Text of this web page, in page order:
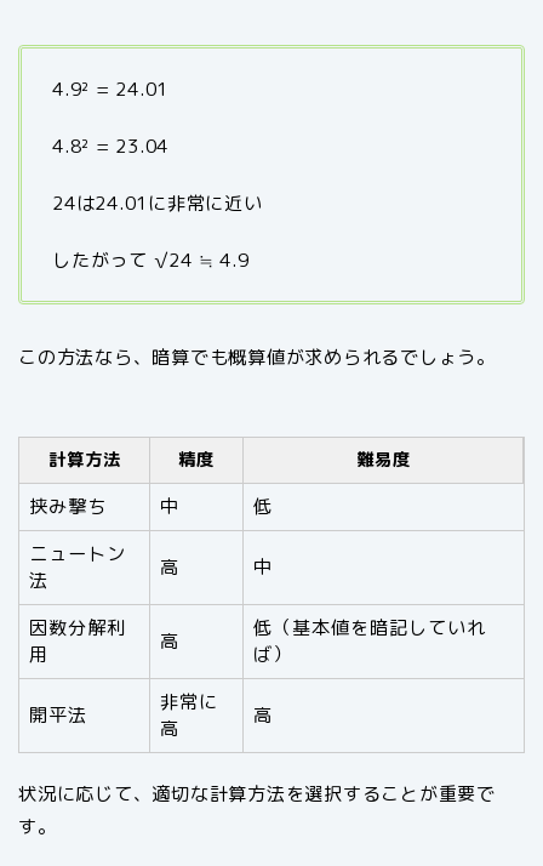
4.9² = 24.01
4.8² = 23.04
24は24.01に非常に近い
したがって √24 ≒ 4.9
この方法なら、暗算でも概算値が求められるでしょう。
計算方法 精度 難易度
挟み撃ち 中
低
ニュートン
法
高 中
因数分解利
用
高
低（基本値を暗記していれ
ば）
開平法
非常に
高
高
状況に応じて、適切な計算方法を選択することが重要で
す。